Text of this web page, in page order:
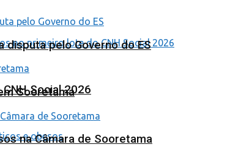
Social 2026
disputa pelo Governo do ES
Sooretama
na Câmara de Sooretama